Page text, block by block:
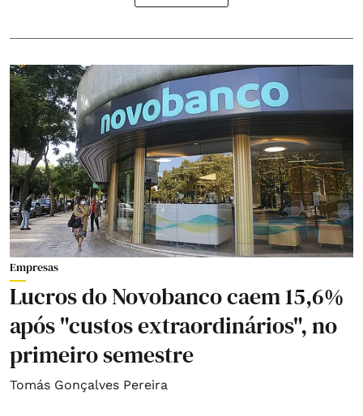
Empresas
Lucros do Novobanco caem 15,6%
após "custos extraordinários", no
primeiro semestre
Tomás Gonçalves Pereira